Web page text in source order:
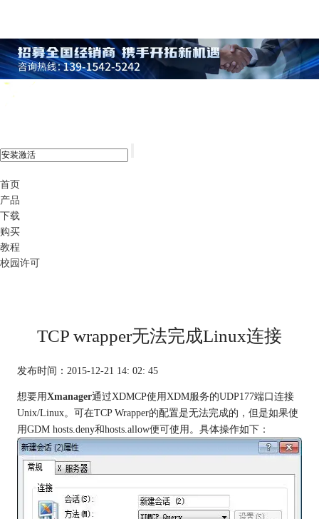
首页
产品
下载
购买
教程
校园许可
TCP wrapper无法完成Linux连接
发布时间：2015-12-21 14: 02: 45
想要用Xmanager通过XDMCP使用XDM服务的UDP177端口连接
Unix/Linux。可在TCP Wrapper的配置是无法完成的，但是如果使
用GDM hosts.deny和hosts.allow便可使用。具体操作如下：